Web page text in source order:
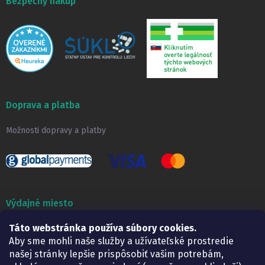
Táto webstránka používa súbory cookies.
Aby sme mohli naše služby a užívateľské prostredie
našej stránky lepšie prispôsobiť vašim potrebám,
Doprava a platba
Možnosti dopravy a platby
Výdajné miesto
Lekáreň ADONAI
Košice – Smetanova 2
Pondelok:
07.30 – 15.30 h.
Utorok:
07.30 – 16.00 h.